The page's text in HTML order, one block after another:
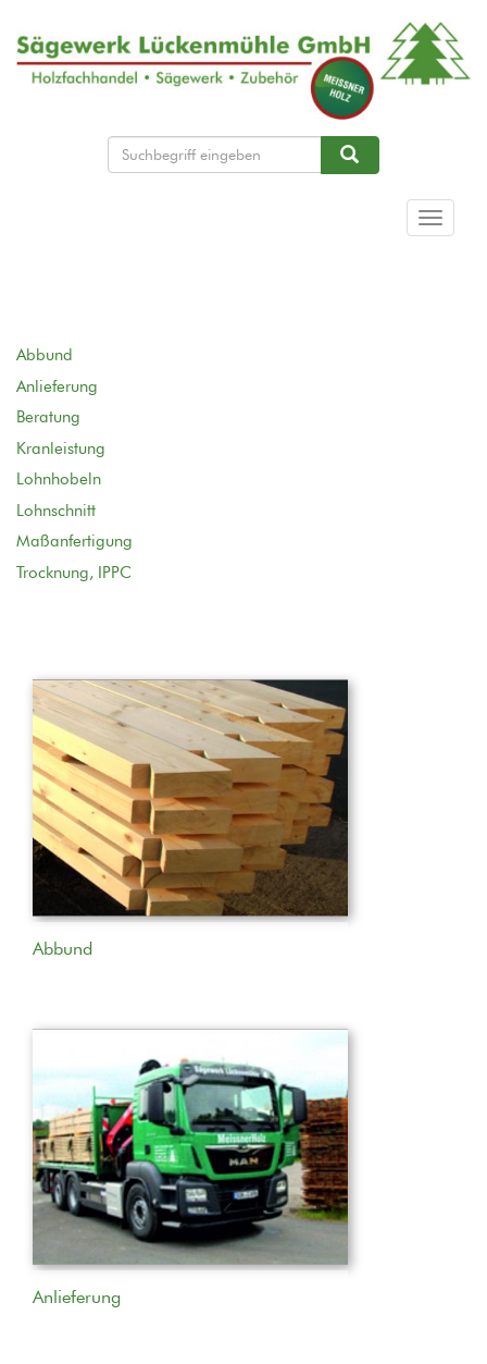
zum
Inhalt
Suche Suche
Abbund
Anlieferung
Beratung
Kranleistung
Lohnhobeln
Lohnschnitt
Maßanfertigung
Trocknung, IPPC
Abbund
Anlieferung